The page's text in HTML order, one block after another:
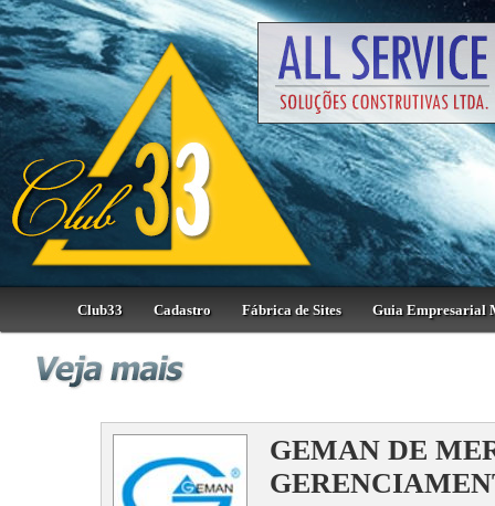
Club33 Cadastro Fábrica de Sites Guia Empresarial
GEMAN DE